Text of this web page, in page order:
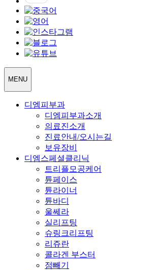
MENU
디엠피부과
디엠피부과소개
의료진소개
진료안내/오시는길
보유장비
디엠스페셜클리닉
트리플모공케어
튠페이스
튠라이너
튠바디
울쎄라
실리프팅
슈링크리프팅
리쥬란
콜라겐 부스터
점빼기